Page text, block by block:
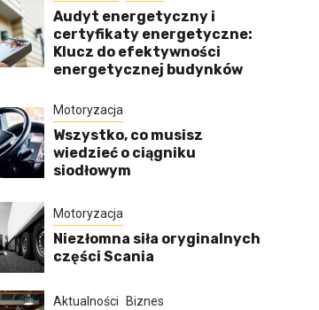
Audyt energetyczny i
certyfikaty energetyczne:
Klucz do efektywności
energetycznej budynków
Motoryzacja
Wszystko, co musisz
wiedzieć o ciągniku
siodłowym
Motoryzacja
Niezłomna siła oryginalnych
części Scania
Aktualności Biznes